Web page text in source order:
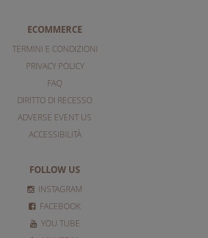
ECOMMERCE
TERMINI E CONDIZIONI
PRIVACY POLICY
FAQ
DIRITTO DI RECESSO
ADVERSE EVENT US
ACCESSIBILITÀ
FOLLOW US
INSTAGRAM
FACEBOOK
YOU TUBE